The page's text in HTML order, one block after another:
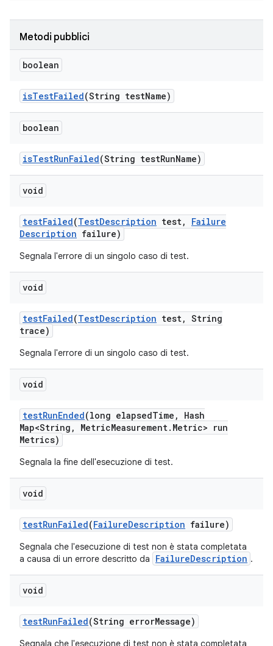
Metodi pubblici
boolean
isTestFailed(String testName)
boolean
isTestRunFailed(String testRunName)
void
testFailed(TestDescription test,
Failure
Description failure)
Segnala l'errore di un singolo caso di test.
void
testFailed(TestDescription test, String
trace)
Segnala l'errore di un singolo caso di test.
void
testRunEnded(long elapsedTime ,
Hash
Map<String , MetricMeasurement. Metric> run
Metrics)
Segnala la fine dell'esecuzione di test.
void
testRunFailed(FailureDescription failure)
Segnala che l'esecuzione di test non è stata completata
a causa di un errore descritto da
FailureDescription .
void
testRunFailed(String errorMessage)
Segnala che l'esecuzione di test non è stata completata